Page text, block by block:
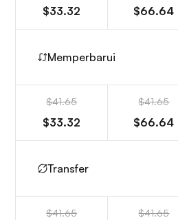
$33.32 $66.64
Memperbarui
$41.65
$33.32
$41.65
$66.64
Transfer
$41.65 $41.65